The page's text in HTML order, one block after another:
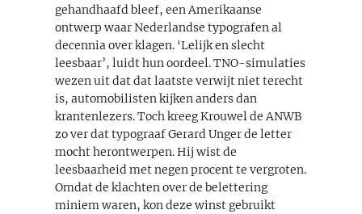
gehandhaafd bleef, een Amerikaanse
ontwerp waar Nederlandse typografen al
decennia over klagen. ‘Lelijk en slecht
leesbaar’, luidt hun oordeel. TNO-simulaties
wezen uit dat dat laatste verwijt niet terecht
is, automobilisten kijken anders dan
krantenlezers. Toch kreeg Krouwel de ANWB
zo ver dat typograaf Gerard Unger de letter
mocht herontwerpen. Hij wist de
leesbaarheid met negen procent te vergroten.
Omdat de klachten over de belettering
miniem waren, kon deze winst gebruikt